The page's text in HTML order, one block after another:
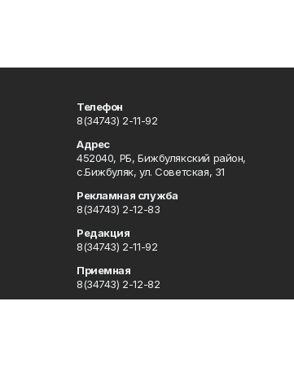
Телефон
8(34743) 2-11-92
Адрес
452040, РБ, Бижбулякский район,
с.Бижбуляк, ул. Советская, 31
Рекламная служба
8(34743) 2-12-83
Редакция
8(34743) 2-11-92
Приемная
8(34743) 2-12-82